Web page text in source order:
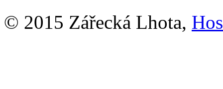
© 2015 Zářecká Lhota,